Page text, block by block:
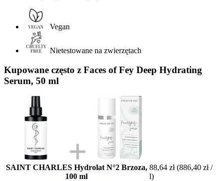
Vegan
Nietestowane na zwierzętach
Kupowane często z Faces of Fey Deep Hydrating
Serum, 50 ml
SAINT CHARLES Hydrolat N°2 Brzoza,
100 ml
88,64 zł (886,40 zł /
l)